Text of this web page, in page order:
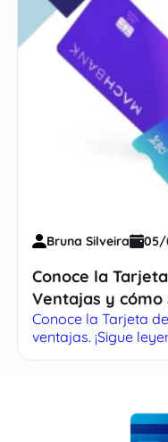
Bruna Silveira 05/
Conoce la
Ventajas y
Conoce la Tarjeta
ventajas. ¡Sigue